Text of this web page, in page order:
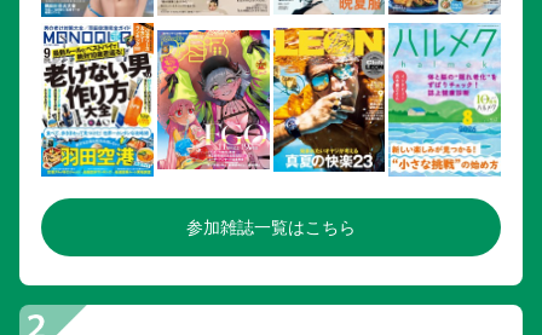
参加雑誌一覧はこちら